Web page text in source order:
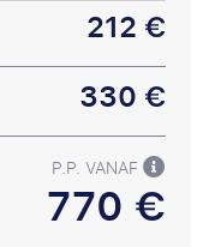
212 €
330 €
P.P. VANAF
770 €